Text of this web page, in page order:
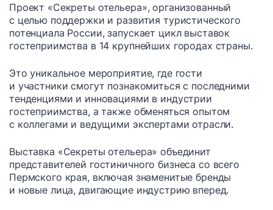
Проект «Секреты отельера», организованный
с целью поддержки и развития туристического
потенциала России, запускает цикл выставок
гостеприимства в 14 крупнейших городах страны.
Это уникальное мероприятие, где гости
и участники смогут познакомиться с последними
тенденциями и инновациями в индустрии
гостеприимства, а также обменяться опытом
с коллегами и ведущими экспертами отрасли.
Выставка «Секреты отельера» объединит
представителей гостиничного бизнеса со всего
Пермского края, включая знаменитые бренды
и новые лица, двигающие индустрию вперед.